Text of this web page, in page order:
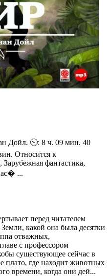
Дойл. 🕙: 8 ч. 09 мин. 40
Относится к
фантастика,
...
перед читателем
какой она была десятки
отважных,
с профессором
существующее сейчас в
где находит животных
времени, когда они дей...